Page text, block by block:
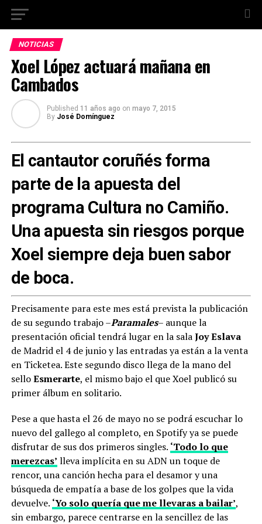
NOTICIAS
Xoel López actuará mañana en
Cambados
Published 11 años ago on mayo 7, 2015
By José Domínguez
El cantautor coruñés forma
parte de la apuesta del
programa Cultura no Camiño.
Una apuesta sin riesgos porque
Xoel siempre deja buen sabor
de boca.
Precisamente para este mes está prevista la publicación
de su segundo trabajo –Paramales– aunque la
presentación oficial tendrá lugar en la salaJoy Eslava
de Madrid el 4 de junio y las entradas ya están a la venta
en Ticketea. Este segundo disco llega de la mano del
selloEsmerarte, el mismo bajo el que Xoel publicó su
primer álbum en solitario.
Pese a que hasta el 26 de mayo no se podrá escuchar lo
nuevo del gallego al completo, en Spotify ya se puede
disfrutar de sus dos primeros singles. ‘Todo lo que
merezcas’ lleva implícita en su ADN un toque de
rencor, una canción hecha para el desamor y una
búsqueda de empatía a base de los golpes que la vida
devuelve. ‘Yo solo quería que me llevaras a bailar’,
sin embargo, parece centrarse en la sencillez de las